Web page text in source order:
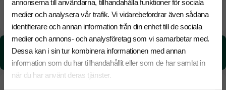
annonserna till användarna, tillhandahålla funktioner för sociala
medier och analysera vår trafik. Vi vidarebefordrar även sådana
identifierare och annan information från din enhet till de sociala
medier och annons- och analysföretag som vi samarbetar med.
Dessa kan i sin tur kombinera informationen med annan
information som du har tillhandahållit eller som de har samlat in
när du har använt deras tjänster.
17 Augusti Beräknad leveranstid: 6 arbetsdagar
CO₂e -avtryck:
0,104217771908593 kg CO₂e / per styck